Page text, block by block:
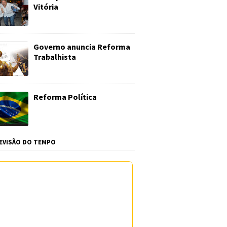
Vitória
Governo anuncia Reforma
Trabalhista
Reforma Política
DO TEMPO